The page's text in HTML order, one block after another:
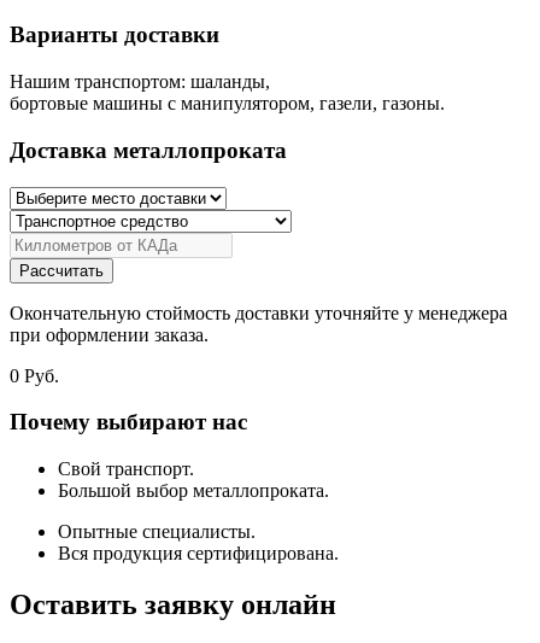
Варианты доставки
Нашим транспортом: шаланды,
бортовые машины с манипулятором, газели, газоны.
Доставка металлопроката
Рассчитать
Окончательную стоймость доставки уточняйте у менеджера
при оформлении заказа.
0 Руб.
Почему выбирают нас
Свой транспорт.
Большой выбор металлопроката.
Опытные специалисты.
Вся продукция сертифицирована.
Оставить заявку онлайн